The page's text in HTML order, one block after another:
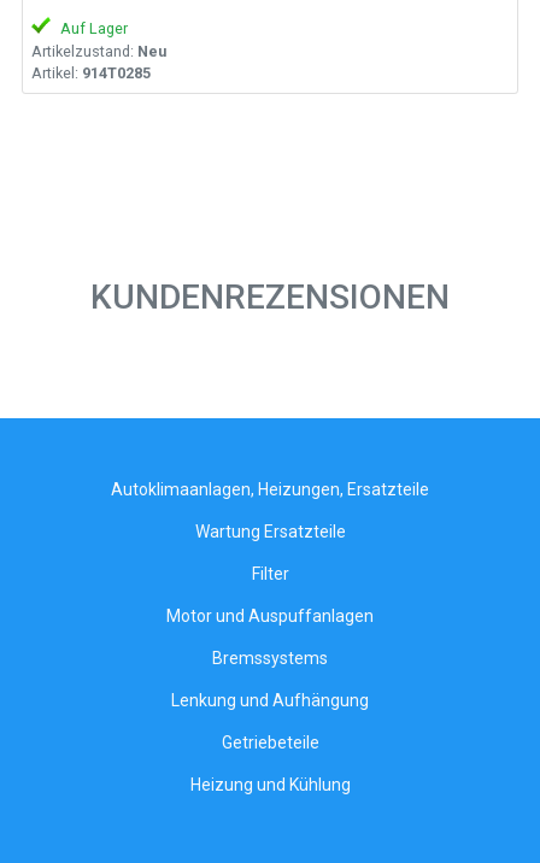
Auf Lager
Artikelzustand: Neu
Artikel: 914T0285
KUNDENREZENSIONEN
Autoklimaanlagen, Heizungen, Ersatzteile
Wartung Ersatzteile
Filter
Motor und Auspuffanlagen
Bremssystems
Lenkung und Aufhängung
Getriebeteile
Heizung und Kühlung